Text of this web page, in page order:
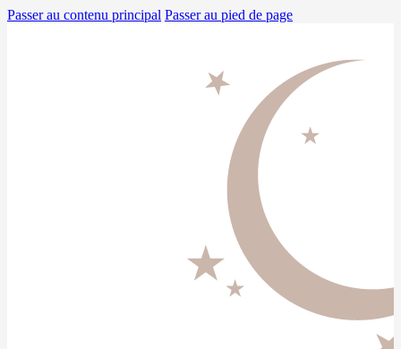
Passer au contenu principal Passer au pied de page